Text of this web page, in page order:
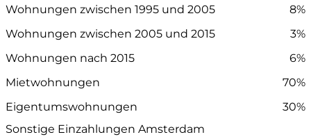
Wohnungen zwischen 1995 und 2005
8%
Wohnungen zwischen 2005 und 2015
3%
Wohnungen nach 2015
6%
Mietwohnungen
70%
Eigentumswohnungen
30%
Sonstige Einzahlungen Amsterdam